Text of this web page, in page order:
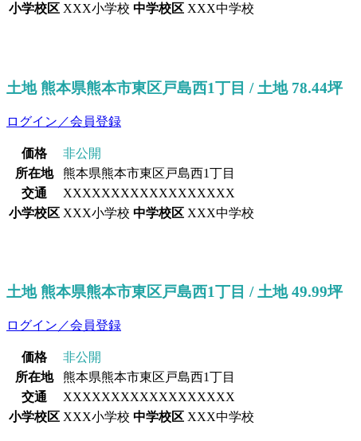
小学校区 XXX小学校 中学校区 XXX中学校
土地 熊本県熊本市東区戸島西1丁目 / 土地 78.44坪
ログイン／会員登録
価格
非公開
所在地
熊本県熊本市東区戸島西1丁目
交通
XXXXXXXXXXXXXXXXXX
小学校区 XXX小学校 中学校区 XXX中学校
土地 熊本県熊本市東区戸島西1丁目 / 土地 49.99坪
ログイン／会員登録
価格
非公開
所在地
熊本県熊本市東区戸島西1丁目
交通
XXXXXXXXXXXXXXXXXX
小学校区 XXX小学校 中学校区 XXX中学校